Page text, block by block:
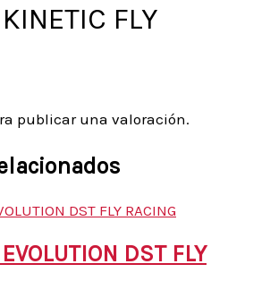
FLY
publicar una valoración.
DST FLY